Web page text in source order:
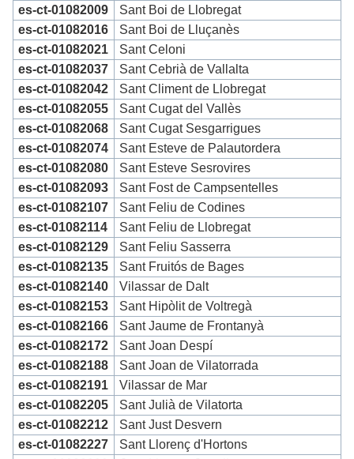
es-ct-01082009
Sant Boi de Llobregat
es-ct-01082016
Sant Boi de Lluçanès
es-ct-01082021
Sant Celoni
es-ct-01082037
Sant Cebrià de Vallalta
es-ct-01082042
Sant Climent de Llobregat
es-ct-01082055
Sant Cugat del Vallès
es-ct-01082068
Sant Cugat Sesgarrigues
es-ct-01082074
Sant Esteve de Palautordera
es-ct-01082080
Sant Esteve Sesrovires
es-ct-01082093
Sant Fost de Campsentelles
es-ct-01082107
Sant Feliu de Codines
es-ct-01082114
Sant Feliu de Llobregat
es-ct-01082129
Sant Feliu Sasserra
es-ct-01082135
Sant Fruitós de Bages
es-ct-01082140
Vilassar de Dalt
es-ct-01082153
Sant Hipòlit de Voltregà
es-ct-01082166
Sant Jaume de Frontanyà
es-ct-01082172
Sant Joan Despí
es-ct-01082188
Sant Joan de Vilatorrada
es-ct-01082191
Vilassar de Mar
es-ct-01082205
Sant Julià de Vilatorta
es-ct-01082212
Sant Just Desvern
es-ct-01082227
Sant Llorenç d'Hortons